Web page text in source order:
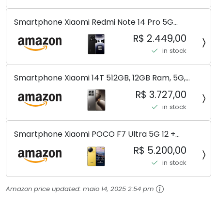
Smartphone Xiaomi Redmi Note 14 Pro 5G
Midnight Black (Preto) 12GB RAM 512GB ROM NFC
[ 24090RA29G ]
R$ 2.449,00
in stock
Smartphone Xiaomi 14T 512GB, 12GB Ram, 5G,
Leica, Cinza - no Brasil
R$ 3.727,00
in stock
Smartphone Xiaomi POCO F7 Ultra 5G 12 +
256GB/16+512GB Processador Snapdragon 8 Elite
Top de Linha Chip VisionBoost D7 para Jogos
Pesados Tela Flow AMOLED 2K...
R$ 5.200,00
in stock
Amazon price updated: maio 14, 2025 2:54 pm